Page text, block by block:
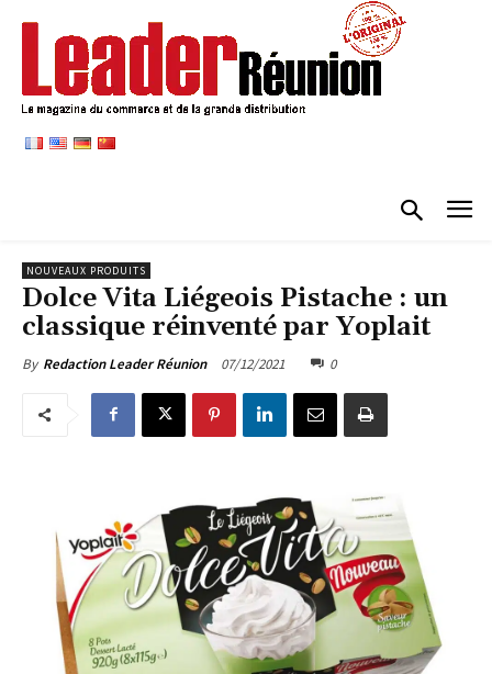
NOUVEAUX PRODUITS
Dolce Vita Liégeois Pistache : un
classique réinventé par Yoplait
By Redaction Leader Réunion 07/12/2021 0